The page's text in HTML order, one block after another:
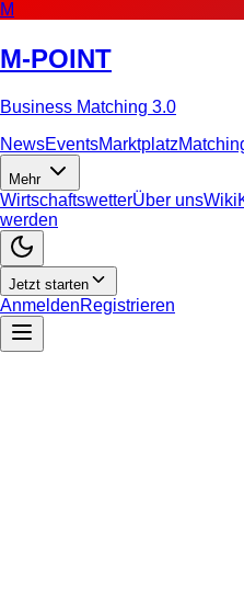
M
M-POINT
Business Matching 3.0
NewsEventsMarktplatz
Mehr
WirtschaftswetterÜber unsWiki
werden
Jetzt starten
AnmeldenRegistrieren